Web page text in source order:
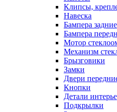
Клипсы,
Навеска
Бампера задние
Бампера
Мотор
Механизм
Брызговики
Замки
Двери
Кнопки
Детали
Подкрылки